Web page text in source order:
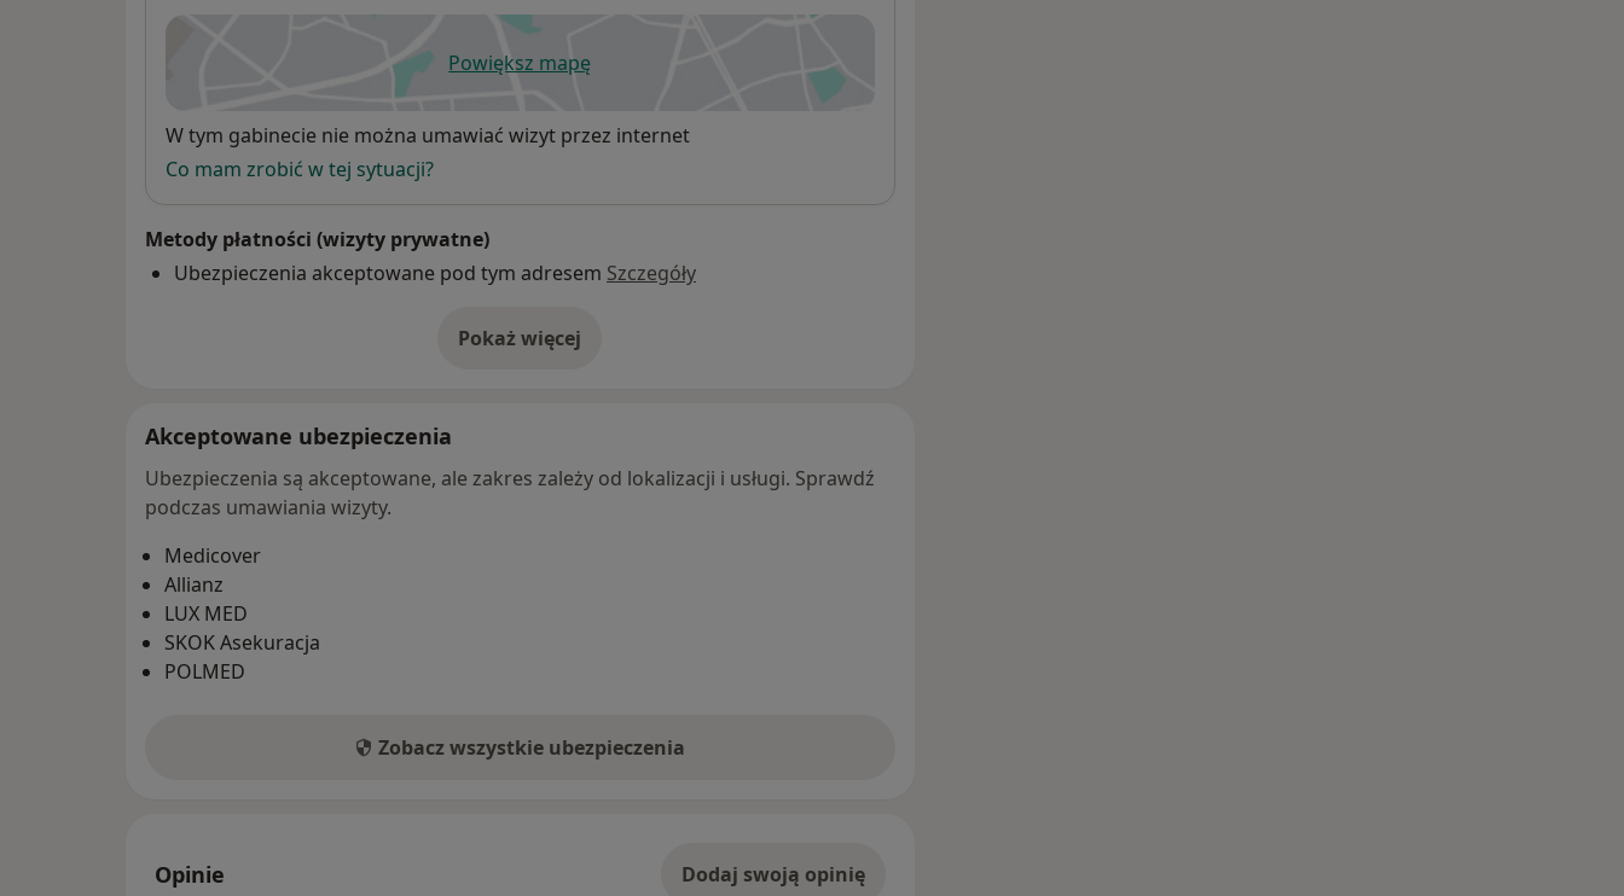
Powiększ mapęotwiera się w nowej karcie
Dostępność
W tym gabinecie nie można umawiać wizyt przez internet
Co mam zrobić w tej sytuacji?
Metody płatności (wizyty prywatne)
Ubezpieczenia akceptowane pod tym adresem Szczegóły
Pokaż więcej
o adresie
Akceptowane ubezpieczenia
Ubezpieczenia są akceptowane, ale zakres zależy od lokalizacji i usługi. Sprawdź
podczas umawiania wizyty.
Medicover
Allianz
LUX MED
SKOK Asekuracja
POLMED
Zobacz wszystkie ubezpieczenia
Opinie Dodaj swoją opinię